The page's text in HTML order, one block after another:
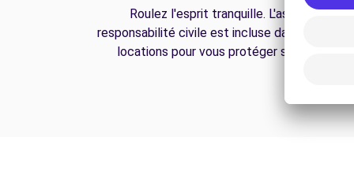
Roulez l'esprit tranquille. L'assurance
responsabilité civile est incluse dans toutes
locations pour vous protéger sur la route.